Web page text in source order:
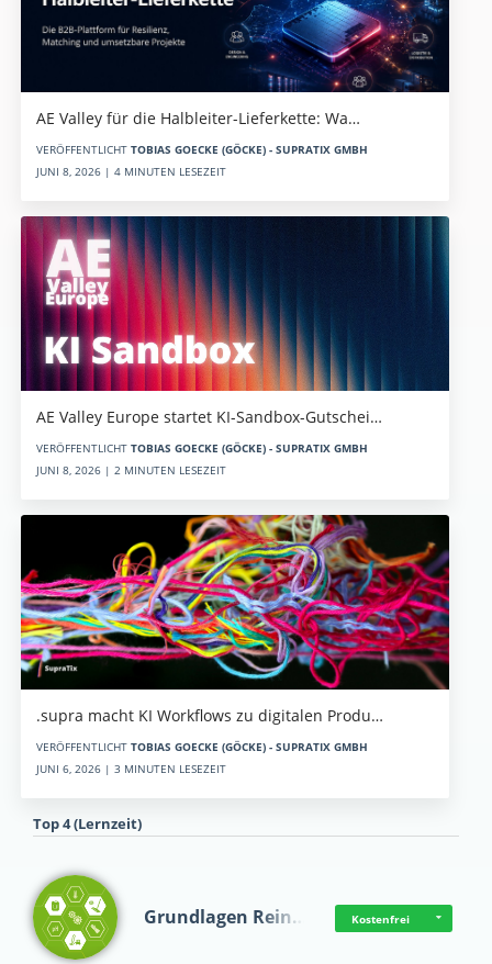
AE Valley für die Halbleiter-Lieferkette: Wa…
VERÖFFENTLICHT TOBIAS GOECKE (GÖCKE) - SUPRATIX GMBH
JUNI 8, 2026 | 4 MINUTEN LESEZEIT
AE Valley Europe startet KI-Sandbox-Gutschei…
VERÖFFENTLICHT TOBIAS GOECKE (GÖCKE) - SUPRATIX GMBH
JUNI 8, 2026 | 2 MINUTEN LESEZEIT
.supra macht KI Workflows zu digitalen Produ…
VERÖFFENTLICHT TOBIAS GOECKE (GÖCKE) - SUPRATIX GMBH
JUNI 6, 2026 | 3 MINUTEN LESEZEIT
Top 4 (Lernzeit)
Grundlagen Rein… Kostenfrei